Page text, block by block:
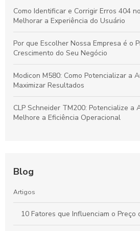
Como Identificar e Corrigir Erros 404
Melhorar a Experiência do Usuário
Por que Escolher Nossa Empresa é o
Crescimento do Seu Negócio
Modicon M580: Como Potencializar a
Maximizar Resultados
CLP Schneider TM200: Potencialize a
Melhore a Eficiência Operacional
Blog
Artigos
10 Fatores que Influenciam o Preço